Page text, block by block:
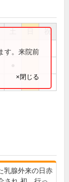
祝
す。来院前
×閉じる
乳腺外来の日赤